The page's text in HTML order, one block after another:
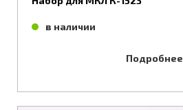
в наличии
Подробнее